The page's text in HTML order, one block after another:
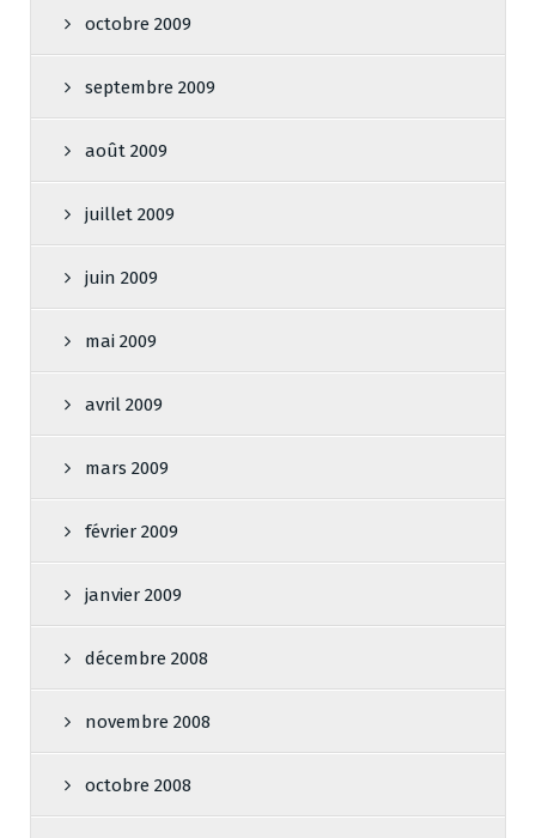
octobre 2009
septembre 2009
août 2009
juillet 2009
juin 2009
mai 2009
avril 2009
mars 2009
février 2009
janvier 2009
décembre 2008
novembre 2008
octobre 2008